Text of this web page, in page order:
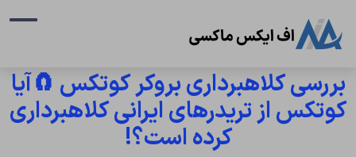
بررسی کلاهبرداری بروکر کوتکس 🧲آیا
کوتکس از تریدرهای ایرانی کلاهبرداری
کرده است؟!